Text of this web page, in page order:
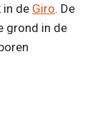
in de Giro. De
grond in de